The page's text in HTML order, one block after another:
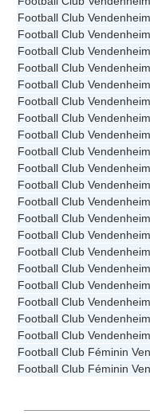
Football Club Vendenheim
Football Club Vendenheim
Football Club Vendenheim
Football Club Vendenheim
Football Club Vendenheim
Football Club Vendenheim
Football Club Vendenheim
Football Club Vendenheim
Football Club Vendenheim
Football Club Vendenheim
Football Club Vendenheim
Football Club Vendenheim
Football Club Vendenheim
Football Club Vendenheim
Football Club Vendenheim
Football Club Vendenheim
Football Club Vendenheim
Football Club Vendenheim
Football Club Vendenheim
Football Club Vendenheim
Football Club Féminin
Football Club Féminin